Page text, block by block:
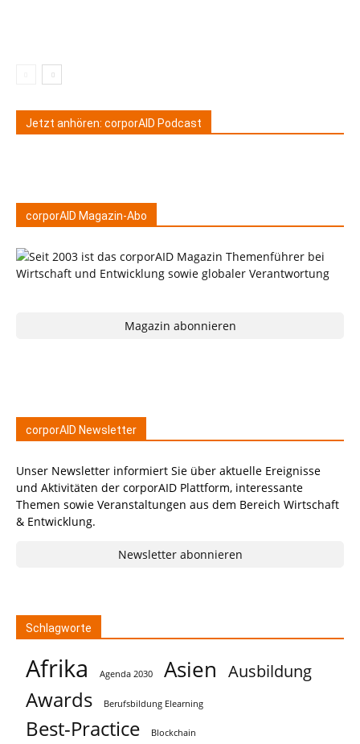
Jetzt anhören: corporAID Podcast
corporAID Magazin-Abo
Magazin abonnieren
corporAID Newsletter
Unser Newsletter informiert Sie über aktuelle Ereignisse
und Aktivitäten der corporAID Plattform, interessante
Themen sowie Veranstaltungen aus dem Bereich Wirtschaft
& Entwicklung.
Newsletter abonnieren
Schlagworte
Afrika Agenda 2030 Asien Ausbildung
Awards Berufsbildung Elearning
Best-Practice Blockchain